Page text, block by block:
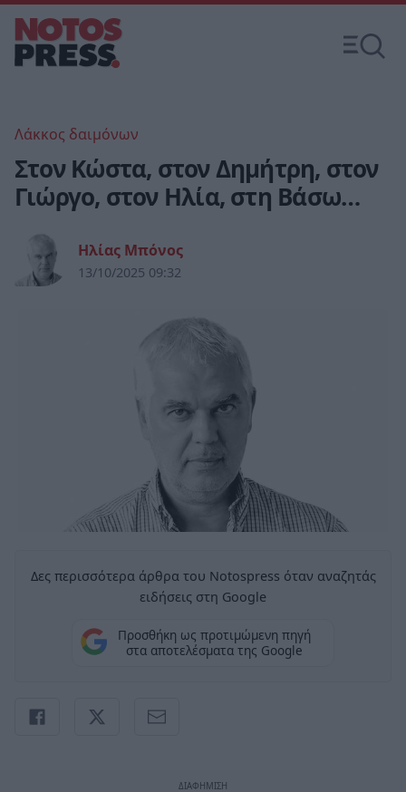
Λάκκος δαιμόνων
Στον Κώστα, στον Δημήτρη, στον
Γιώργο, στον Ηλία, στη Βάσω…
Ηλίας Μπόνος
13/10/2025 09:32
Δες περισσότερα άρθρα του Notospress όταν αναζητάς
ειδήσεις στη Google
Προσθήκη ως προτιμώμενη πηγή
στα αποτελέσματα της Google